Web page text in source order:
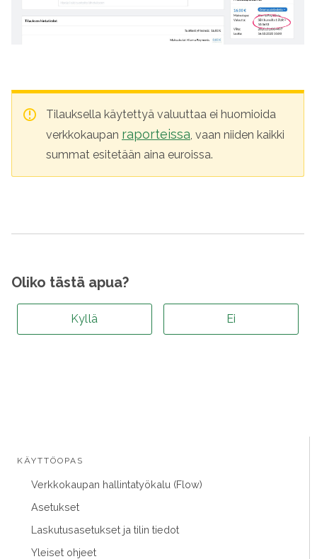
KÄYTTÖOPAS
Verkkokaupan hallintatyökalu (Flow)
Asetukset
Laskutusasetukset ja tilin tiedot
Yleiset ohjeet
Tilauksella käytettyä valuuttaa ei huomioida
verkkokaupan raporteissa, vaan niiden kaikki
summat esitetään aina euroissa.
Oliko tästä apua?
Kyllä Ei